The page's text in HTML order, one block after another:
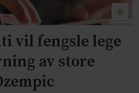
vil fengsle lege
av store